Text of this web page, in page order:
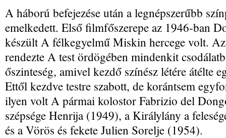
A háború befejezése után a legnépszerűbb
emelkedett. Első filmfőszerepe az 1946-ban
készült A félkegyelmű Miskin hercege volt.
rendezte A test ördögében mindenkit
őszinteség, amivel kezdő színész létére átélte
Ettől kezdve testre szabott, de korántsem
ilyen volt A pármai kolostor Fabrizio del
szépsége Henrija (1949), a Királylány a
és a Vörös és fekete Julien Sorelje (1954).